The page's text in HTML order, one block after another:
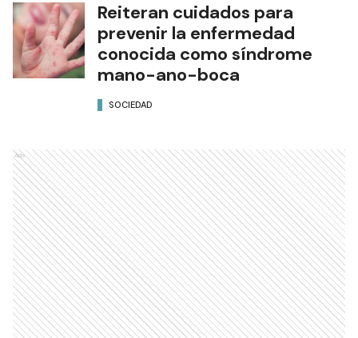
Reiteran cuidados para
prevenir la enfermedad
conocida como síndrome
mano-ano-boca
SOCIEDAD
Ads